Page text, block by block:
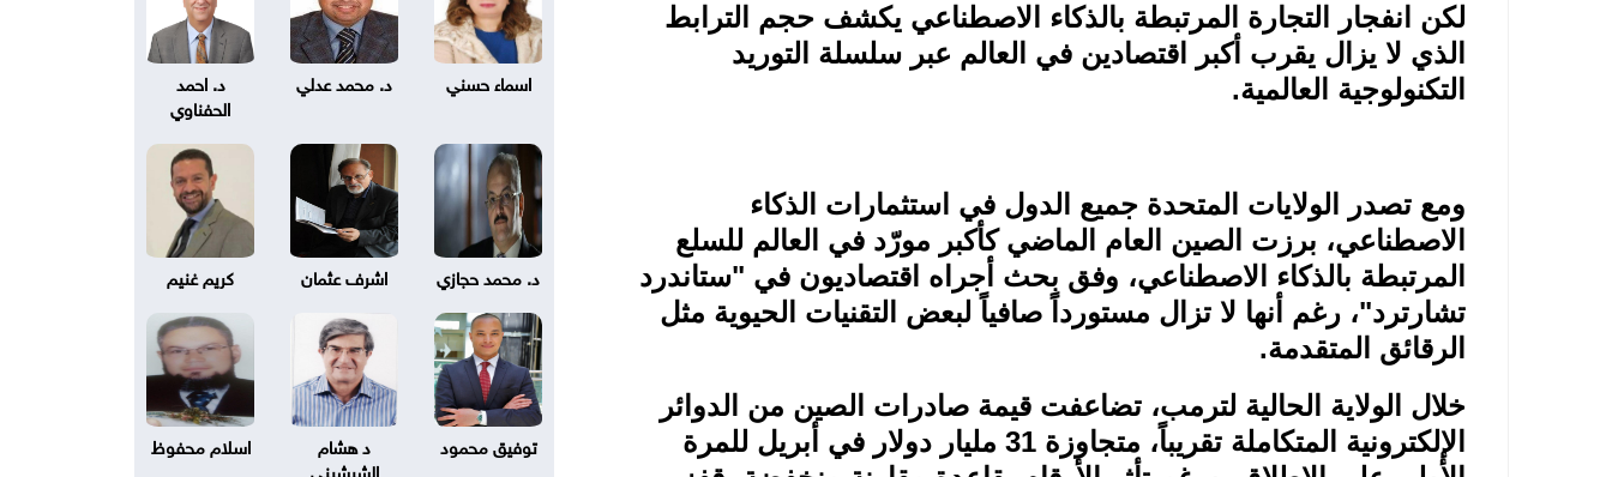
لكن انفجار التجارة المرتبطة بالذكاء الاصطناعي يكشف حجم الترابط
الذي لا يزال يقرب أكبر اقتصادين في العالم عبر سلسلة التوريد
التكنولوجية العالمية.
ومع تصدر الولايات المتحدة جميع الدول في استثمارات الذكاء
الاصطناعي، برزت الصين العام الماضي كأكبر مورّد في العالم للسلع
المرتبطة بالذكاء الاصطناعي، وفق بحث أجراه اقتصاديون في "ستاندرد
تشارترد"، رغم أنها لا تزال مستورداً صافياً لبعض التقنيات الحيوية مثل
الرقائق المتقدمة.
خلال الولاية الحالية لترمب، تضاعفت قيمة صادرات الصين من الدوائر
الإلكترونية المتكاملة تقريباً، متجاوزة 31 مليار دولار في أبريل للمرة
اسماء حسني د. محمد عدلي
د. احمد
الحفناوي
د. محمد حجازي اشرف عثمان كريم غنيم
توفيق محمود
د هشام
الشيشيني
اسلام محفوظ